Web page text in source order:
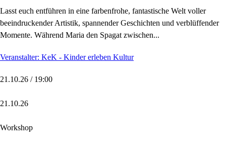
Lasst euch entführen in eine farbenfrohe, fantastische Welt voller
beeindruckender Artistik, spannender Geschichten und verblüffender
Momente. Während Maria den Spagat zwischen...
Veranstalter: KeK - Kinder erleben Kultur
21.10.26 / 19:00
21.10.26
Workshop